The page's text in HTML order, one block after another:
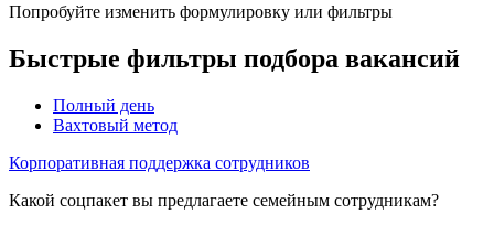
Попробуйте изменить формулировку или фильтры
Быстрые фильтры подбора вакансий
Полный день
Вахтовый метод
Корпоративная поддержка сотрудников
Какой соцпакет вы предлагаете семейным сотрудникам?